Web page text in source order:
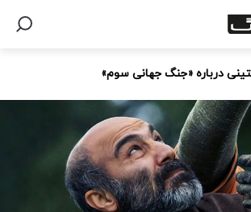
درباره «جنگ جهانی سوم»